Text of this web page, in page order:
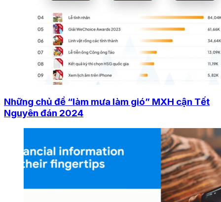
Những chủ đề “làm mưa làm gió” MXH cận Tết
Nguyên đán 2024